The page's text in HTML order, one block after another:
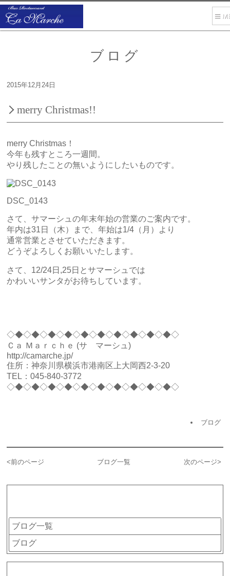
ブログ
2015年12月24日
merry Christmas!!
merry Christmas！
今年も残すところ一週間。
やり残したことの無いようにしたいものです。
DSC_0143
さて、サマーシュの年末年始の営業のご案内です。
年内は31日（木）まで、年始は1/4（月）より
通常営業とさせていただきます。
どうぞよろしくお願いいたします。
さて、12/24日,25日とサマーシュでは
かわいいサンタがお待ちしています。
◇◆◇◆◇◆◇◆◇◆◇◆◇◆◇◆◇◆◇◆◇
Ｃａ Ｍａｒｃｈｅ (サ マーシュ)
http://camarche.jp/
住所：神奈川県横浜市港南区上大岡西2-3-20
TEL：045-840-3772
◇◆◇◆◇◆◇◆◇◆◇◆◇◆◇◆◇◆◇◆◇
ブログ
<前のページ ブログ一覧 次のページ>
ブログ一覧
ブログ